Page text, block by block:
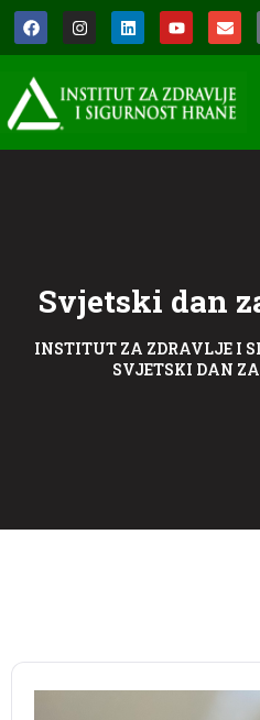
Svjetski dan
INSTITUT ZA ZDRAVLJE I
SVJETSKI DAN